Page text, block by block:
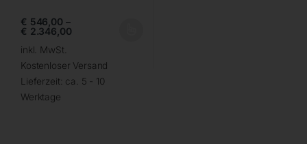
€ 546,00 –
€ 2.346,00
inkl. MwSt.
Kostenloser Versand
Lieferzeit: ca. 5 - 10
Werktage